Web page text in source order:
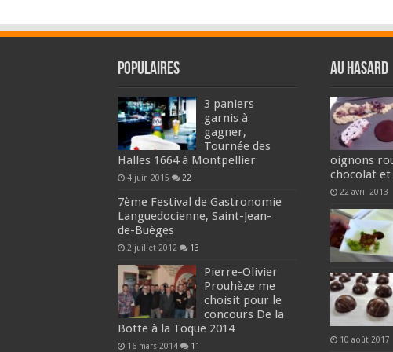
Populaires
3 paniers
garnis à
gagner,
Tournée des
Halles 1664 à Montpellier
4 juin 2015 22
7ème Festival de Gastronomie
Languedocienne, Saint-Jean-
de-Buèges
2 juillet 2012 13
Pierre-Olivier
Prouhèze me
choisit pour le
concours De la
Botte à la Toque 2014
16 mars 2014 11
Au hasard
oignons
chocolat et
22 avril 2013
10 août 2017